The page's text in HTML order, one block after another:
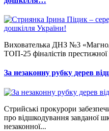
Вихователька ДНЗ №3
ТОП-25 фіналістів престижної
За незаконну рубку дерев
Стрийські прокурори
про відшкодування завданої
незаконної...